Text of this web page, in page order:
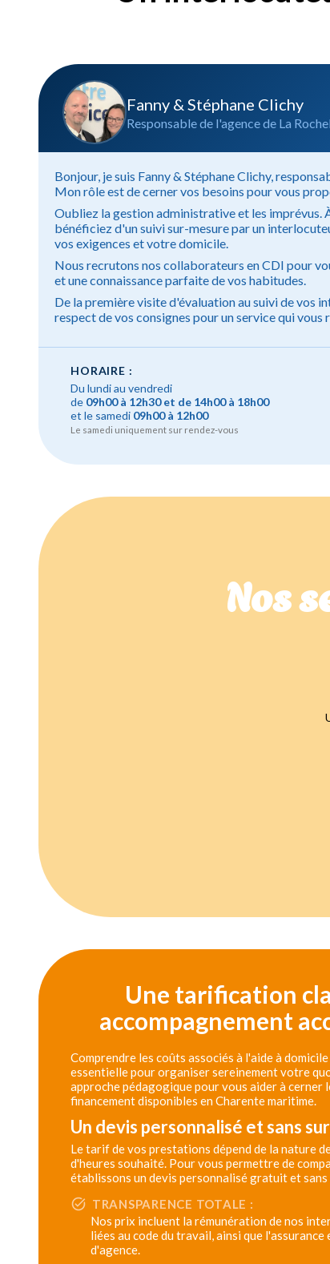
Fanny & Stéphane Clichy
Responsable de l'agence de La
Bonjour, je suis Fanny & Stéphane Clichy,
Mon rôle est de cerner vos besoins pour vous
Oubliez la gestion administrative et les imprévus.
bénéficiez d'un suivi sur-mesure par un
vos exigences et votre domicile.
Nous recrutons nos collaborateurs en CDI pour
et une connaissance parfaite de vos habitudes.
De la première visite d'évaluation au suivi de vos
respect de vos consignes pour un service qui vous
HORAIRE :
Du lundi au vendredi
de 09h00 à 12h30 et de 14h00 à 18h00
et le samedi 09h00 à 12h00
Le samedi uniquement sur rendez-vous
Nos
Une tarification
accompagnement
Comprendre les coûts associés à l'aide à
essentielle pour organiser sereinement votre
approche pédagogique pour vous aider à
financement disponibles en Charente maritime.
Un devis personnalisé et sans
Le tarif de vos prestations dépend de la nature
d'heures souhaité. Pour vous permettre de
établissons un devis personnalisé gratuit et
TRANSPARENCE TOTALE :
Nos prix incluent la rémunération de nos
liées au code du travail, ainsi que
d'agence.